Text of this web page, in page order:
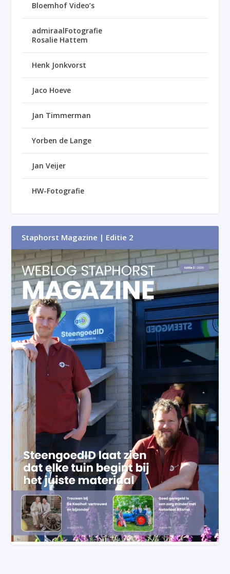
Bloemhof Video’s
admiraalFotografie
Rosalie Hattem
Henk Jonkvorst
Jaco Hoeve
Jan Timmerman
Yorben de Lange
Jan Veijer
HW-Fotografie
Staphorst Magazine | Editie 2